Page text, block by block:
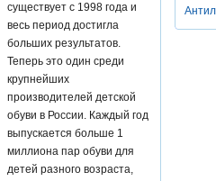
существует с 1998 года и
весь период достигла
больших результатов.
Теперь это один среди
крупнейших
производителей детской
обуви в России. Каждый год
выпускается больше 1
миллиона пар обуви для
детей разного возраста,